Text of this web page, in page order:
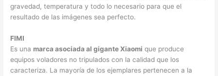
gravedad, temperatura y todo lo necesario para que el
resultado de las imágenes sea perfecto.
FIMI
Es una marca asociada al gigante Xiaomi que produce
equipos voladores no tripulados con la calidad que los
caracteriza. La mayoría de los ejemplares pertenecen a la